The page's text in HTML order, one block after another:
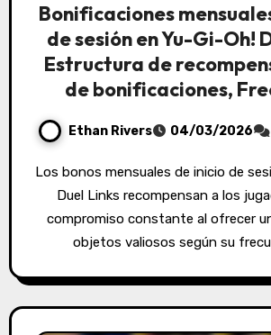
Bonificaciones
de sesión en Yu-Gi-Oh!
Estructura de
de bonificaciones,
Ethan Rivers 04/03/2026
Los bonos mensuales de inicio de sesión en Yu-Gi-Oh!
Duel Links recompensan a los
compromiso constante al ofrecer
objetos valiosos según su